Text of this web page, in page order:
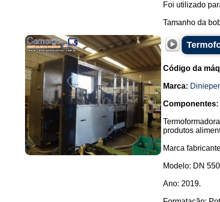
Foi utilizado
Tamanho da
Código da
Marca: Dinieper
Componentes:
produtos
Marca
Modelo: DN
Ano: 2019.